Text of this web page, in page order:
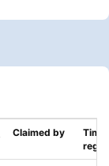
Claimed by
Time
reg.